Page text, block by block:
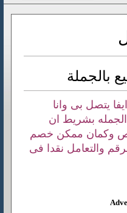
بالجملة
يتصل بى وانا
الجمله بشريط ان
وكمان ممكن خصم
والتعامل نقدا فى